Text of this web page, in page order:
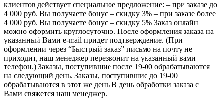
клиентов действует специальное предложение: – при заказе до
4 000 руб. Вы получаете бонус – скидку 3% – при заказе более
4 000 руб. Вы получаете бонус – скидку 5% Заказ онлайн
можно оформить круглосуточно. После оформления заказа на
указанный Вами e-mail придет подтверждение. (При
оформлении через “Быстрый заказ” письмо на почту не
приходит, наш менеджер перезвонит на указанный вами
телефон.) Заказы, поступившие после 19-00 обрабатываются
на следующий день. Заказы, поступившие до 19-00
обрабатываются в этот же день В день обработки заказа с
Вами свяжется наш менеджер.